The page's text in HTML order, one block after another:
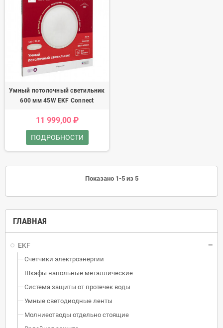
ГЛАВНАЯ
EKF
Счетчики электроэнергии
Шкафы напольные металлические
Система защиты от протечек воды
Умные светодиодные ленты
Молниеотводы отдельно стоящие
Умный потолочный светильник
600 мм 45W EKF Connect
11 999,00 ₽
ПОДРОБНОСТИ
Показано 1-5 из 5